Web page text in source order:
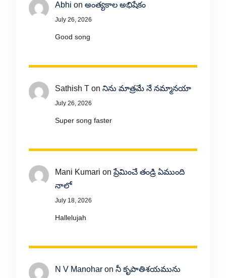
Abhi on అంత్యకాల అభిషేకం
July 26, 2026
Good song
Sathish Ton నిను మాత్రమే నే నమ్మానయా
July 26, 2026
Super song faster
Mani Kumari onప్రేమించే తండ్రి ఏముంది
నాలో
July 18, 2026
Hallelujah
N V Manoharon నీ కృపాతిశయమును